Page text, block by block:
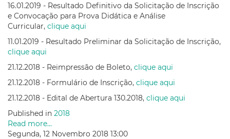
16.01.2019 - Resultado Definitivo da Solicitação de Inscrição
e Convocação para Prova Didática e Análise
Curricular, clique aqui
11.01.2019 - Resultado Preliminar da Solicitação de Inscrição,
clique aqui
21.12.2018 - Reimpressão de Boleto, clique aqui
21.12.2018 - Formulário de Inscrição, clique aqui
21.12.2018 - Edital de Abertura 130.2018, clique aqui
Published in 2018
Read more...
Segunda, 12 Novembro 2018 13:00